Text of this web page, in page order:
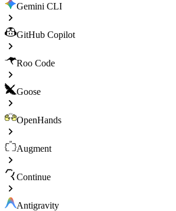
Gemini CLI
GitHub Copilot
Roo Code
Goose
OpenHands
Augment
Continue
Antigravity